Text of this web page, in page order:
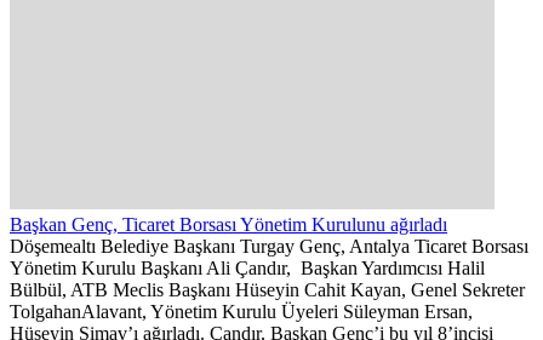
Başkan Genç, Ticaret Borsası Yönetim Kurulunu ağırladı
Döşemealtı Belediye Başkanı Turgay Genç, Antalya Ticaret Borsası
Yönetim Kurulu Başkanı Ali Çandır, Başkan Yardımcısı Halil
Bülbül, ATB Meclis Başkanı Hüseyin Cahit Kayan, Genel Sekreter
TolgahanAlavant, Yönetim Kurulu Üyeleri Süleyman Ersan,
Hüseyin Simav’ı ağırladı. Çandır, Başkan Genç’i bu yıl 8’incisi